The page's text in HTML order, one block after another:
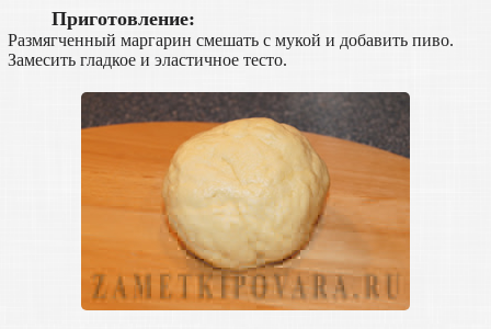
Приготовление:
Размягченный маргарин смешать с мукой и добавить пиво.
Замесить гладкое и эластичное тесто.